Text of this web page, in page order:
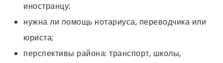
иностранцу;
нужна ли помощь нотариуса, переводчика или
юриста;
перспективы района: транспорт, школы,